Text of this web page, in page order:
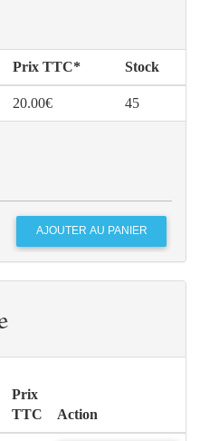
sur la
FERNANDEZ
1950) – Un
la Grande
Catherine
AMBROSELLI
MARION
Prix TTC* Stock
20.00€ 45
Prix
TTC
Action